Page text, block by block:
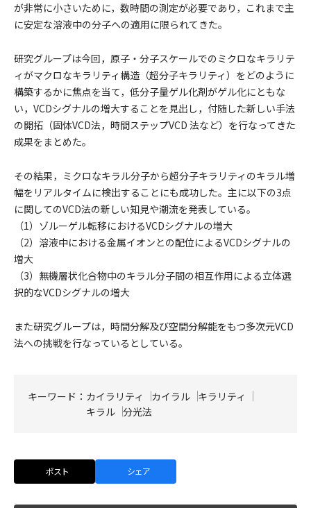
が非常に小さいために，数時間の測定が必要であり，これまで主
に安定な溶液中の分子への適用に限られてきた。
研究グループは今回，原子・分子スケールでのミクロなキラリテ
ィがマクロなキラリティ構造（超分子キラリティ）をどのように
構築するかに焦点を当て，低分子量ゲル化剤がゲル化にともな
い，VCDシグナルの増大することを見出し，付随した新しい手法
の開拓（固体VCD法，時間ステップVCD 法など）を行なってきた
成果をまとめた。
その結果，ミクロなキラル分子から超分子キラリティのキラル増
幅をリアルタイムに検出することにも成功した。主に以下の3点
に関してのVCD法の新しい知見や潮流を発表している。
（1）ゾルーゲル転移におけるVCDシグナルの増大
（2）溶液中における金属イオンとの配位によるVCDシグナルの
増大
（3）無機層状化合物中のキラル分子間の相互作用による立体選
択的なVCDシグナルの増大
また研究グループは，時間分解及び空間分解能をもつ多次元VCD
法への挑戦を行なっているとしている。
キーワード： カイラリティ カイラル キラリティ
キラル 分光法
ポスト シェア